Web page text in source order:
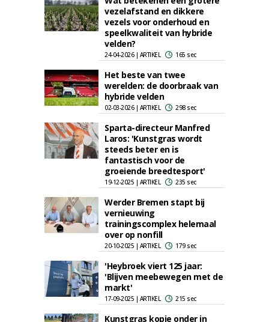
vezelafstand en dikkere
vezels voor onderhoud en
speelkwaliteit van hybride
velden?
24-04-2026 | ARTIKEL 165 sec
Het beste van twee
werelden: de doorbraak van
hybride velden
02-03-2026 | ARTIKEL 298 sec
Sparta-directeur Manfred
Laros: 'Kunstgras wordt
steeds beter en is
fantastisch voor de
groeiende breedtesport'
19-12-2025 | ARTIKEL 235 sec
Werder Bremen stapt bij
vernieuwing
trainingscomplex helemaal
over op nonfill
20-10-2025 | ARTIKEL 179 sec
'Heybroek viert 125 jaar:
'Blijven meebewegen met de
markt'
17-09-2025 | ARTIKEL 215 sec
Kunstgras kopje onder in